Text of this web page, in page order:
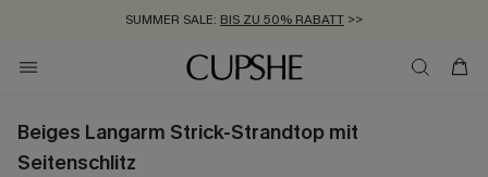
SUMMER SALE: BIS ZU 50% RABATT >>
ZUM NEWSLETTER:BIS ZU -20% EXTRA ERHALTEN
KOSTENLOSER VERSAND AB 89 €
Beiges Langarm Strick-Strandtop mit
Seitenschlitz